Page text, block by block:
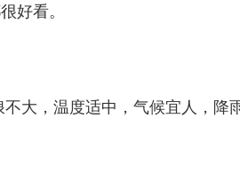
好看。
大，温度适中，气候宜人，降